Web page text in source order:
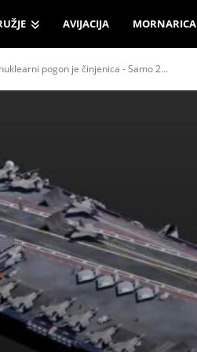
AVIJACIJA MORNARICA
pogon je činjenica - Samo 2...